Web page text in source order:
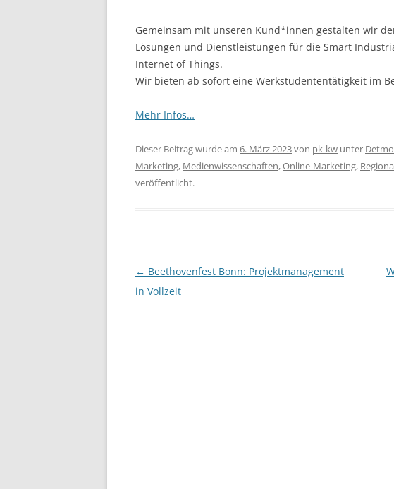
Gemeinsam mit unseren Kund*innen gestalten wir
Lösungen und Dienstleistungen für die Smart
Internet of Things.
Wir bieten ab sofort eine Werkstudententätigkeit im
Mehr Infos…
Dieser Beitrag wurde am 6. März 2023von pk-kw unter
Marketing, Medienwissenschaften,Online-Marketing,
veröffentlicht.
Beitragsnavigation
← Beethovenfest Bonn: Projektmanagement
in Vollzeit